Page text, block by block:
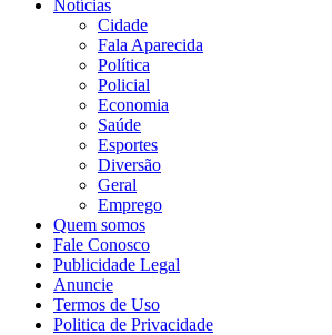
Notícias
Cidade
Fala Aparecida
Política
Policial
Economia
Saúde
Esportes
Diversão
Geral
Emprego
Quem somos
Fale Conosco
Publicidade Legal
Anuncie
Termos de Uso
Politica de Privacidade